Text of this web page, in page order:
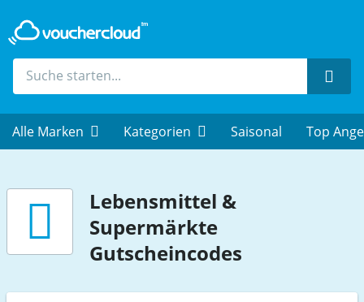
Alle Marken Kategorien Saisonal Top
Lebensmittel &
Supermärkte
Gutscheincodes